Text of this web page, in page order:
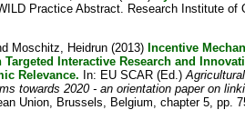
Practice Abstract. Research Institute of
Moschitz, Heidrun (2013) Incentive
Interactive Research and
Relevance. In: EU SCAR (Ed.)
towards 2020 - an orientation paper on
Union, Brussels, Belgium, chapter 5, pp.